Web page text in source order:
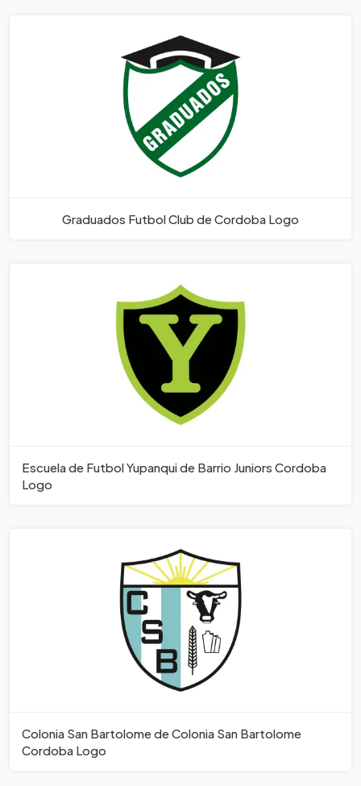
Graduados Futbol Club de Cordoba Logo
Escuela de Futbol Yupanqui de Barrio Juniors Cordoba
Logo
Colonia San Bartolome de Colonia San Bartolome
Cordoba Logo